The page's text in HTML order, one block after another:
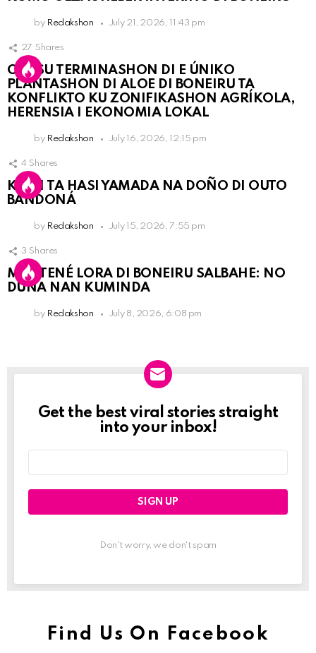
by Redakshon July 21, 2026, 11:43 pm
27 Shares
OLB SU TERMINASHON DI E ÚNIKO
PLANTASHON DI ALOE DI BONEIRU TA
KONFLIKTO KU ZONIFIKASHON AGRÍKOLA,
HERENSIA I EKONOMIA LOKAL
by Redakshon July 16, 2026, 12:15 pm
4 Shares
KPCN TA HASI YAMADA NA DOÑO DI OUTO
BANDONÁ
by Redakshon July 15, 2026, 7:55 pm
3 Shares
MANTENÉ LORA DI BONEIRU SALBAHE: NO
DUNA NAN KUMINDA
by Redakshon July 8, 2026, 6:08 pm
Newslett
Get the best viral stories straight
into your inbox!
Don't worry, we don't spam
Find Us On Facebook